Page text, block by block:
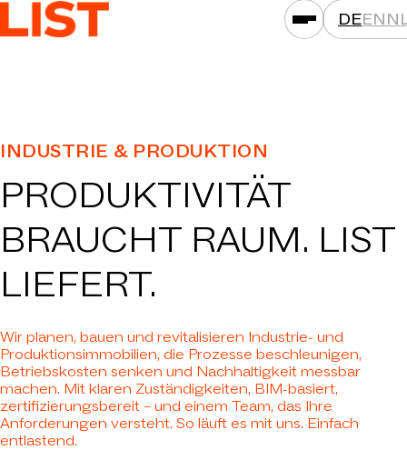
DEEN
ASSETKLASSEN
STANDORTE
PROJEKTE
NEWS
GESELLSCHAFTEN
DAS IST LIST
KARRIERE
KONTAKT
INDUSTRIE & PRODUKTION
PRODUKTIVITÄT
BRAUCHT RAUM. LIST
LIEFERT.
Wir planen, bauen und revitalisieren Industrie- und
Produktionsimmobilien, die Prozesse beschleunigen,
Betriebskosten senken und Nachhaltigkeit messbar
machen. Mit klaren Zuständigkeiten, BIM-basiert,
zertifizierungsbereit – und einem Team, das Ihre
Anforderungen versteht. So läuft es mit uns. Einfach
entlastend.